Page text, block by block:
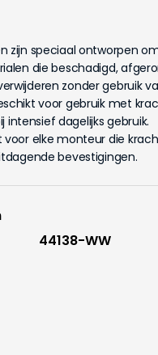
zijn speciaal ontworpen
die beschadigd,
zonder gebruik
voor gebruik met
intensief dagelijks gebruik.
voor elke monteur die
bevestigingen.
44138-WW